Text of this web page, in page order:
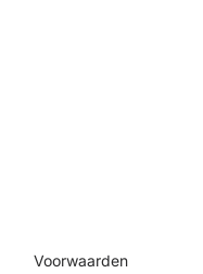
Voorwaarden